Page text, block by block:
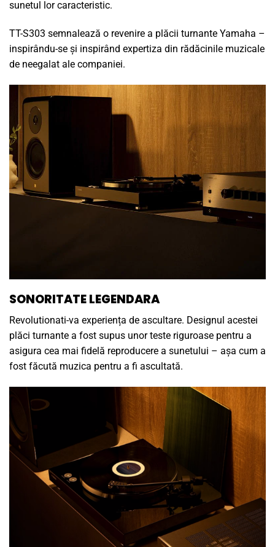
sunetul lor caracteristic.
TT-S303 semnalează o revenire a plăcii turnante Yamaha –
inspirându-se și inspirând expertiza din rădăcinile muzicale
de neegalat ale companiei.
SONORITATE LEGENDARA
Revolutionati-va experiența de ascultare. Designul acestei
plăci turnante a fost supus unor teste riguroase pentru a
asigura cea mai fidelă reproducere a sunetului – așa cum a
fost făcută muzica pentru a fi ascultată.